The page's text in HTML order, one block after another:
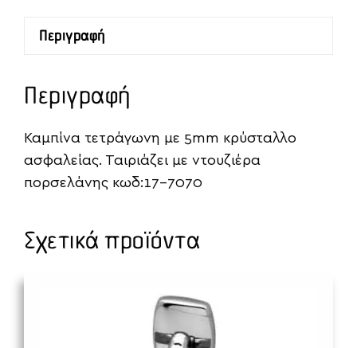
Περιγραφή
Περιγραφή
Καμπίνα τετράγωνη με 5mm κρύσταλλο
ασφαλείας. Ταιριάζει με ντουζιέρα
πορσελάνης κωδ:17-7070
Σχετικά προϊόντα